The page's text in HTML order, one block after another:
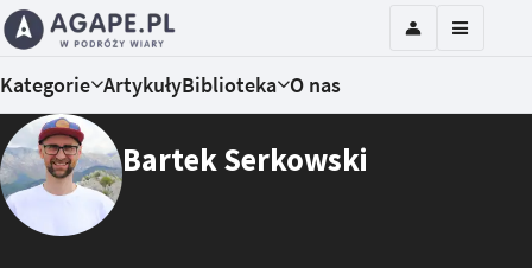
Kategorie ArtykułyBiblioteka O nas
Bartek Serkowski